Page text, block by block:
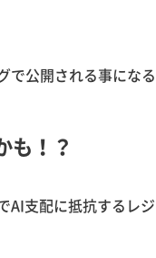
で公開される事になる
も！？
AI支配に抵抗するレジ